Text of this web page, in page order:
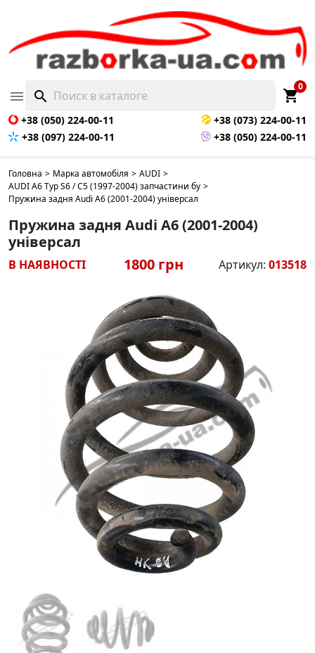
 search shopping_cart
0
+38 (050) 224-00-11
+38 (073) 224-00-11
+38 (097) 224-00-11
+38 (050) 224-00-11
Головна > Марка автомобіля > AUDI >
AUDI A6 Typ S6 / C5 (1997-2004) запчастини бу >
Пружина задня Audi A6 (2001-2004) універсал
Пружина задня Audi A6 (2001-2004)
універсал
В НАЯВНОСТІ 1800 грн Артикул: 013518